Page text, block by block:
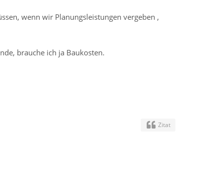
wenn wir Planungsleistungen vergeben ,
brauche ich ja Baukosten.
Zitat